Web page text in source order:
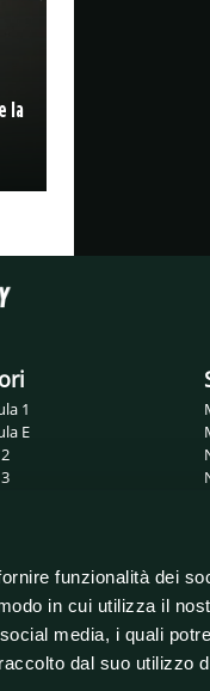
funzionalità dei
in cui utilizza il
media, i quali
dal suo utilizzo
la
1
E